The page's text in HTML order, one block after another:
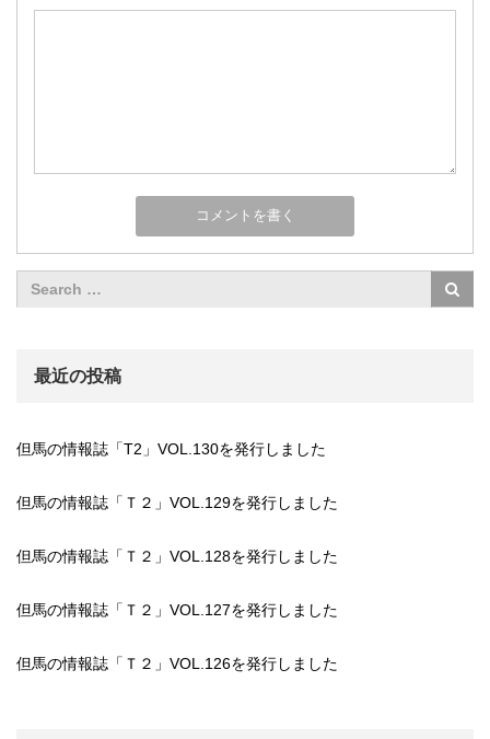
最近の投稿
但馬の情報誌「T2」VOL.130を発行しました
但馬の情報誌「Ｔ２」VOL.129を発行しました
但馬の情報誌「Ｔ２」VOL.128を発行しました
但馬の情報誌「Ｔ２」VOL.127を発行しました
但馬の情報誌「Ｔ２」VOL.126を発行しました